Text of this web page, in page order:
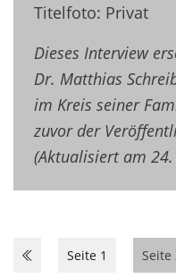
Titelfoto: Privat
Dieses Interview
Dr. Matthias
im Kreis seiner
zuvor der
(Aktualisiert am
Seite 1 Seite